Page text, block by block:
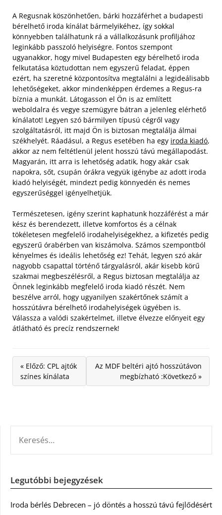
A Regusnak köszönhetően, bárki hozzáférhet a budapesti
bérelhető iroda kínálat bármelyikéhez, így sokkal
könnyebben találhatunk rá a vállalkozásunk profiljához
leginkább passzoló helyiségre. Fontos szempont
ugyanakkor, hogy mivel Budapesten egy bérelhető iroda
felkutatása köztudottan nem egyszerű feladat, éppen
ezért, ha szeretné központosítva megtalálni a legideálisabb
lehetőségeket, akkor mindenképpen érdemes a Regus-ra
bíznia a munkát. Látogasson el Ön is az említett
weboldalra és vegye szemügyre bátran a jelenleg elérhető
kínálatot! Legyen szó bármilyen típusú cégről vagy
szolgáltatásról, itt majd Ön is biztosan megtalálja álmai
székhelyét. Ráadásul, a Regus esetében ha egy iroda kiadó,
akkor az nem feltétlenül jelent hosszú távú megállapodást.
Magyarán, itt arra is lehetőség adatik, hogy akár csak
napokra, sőt, csupán órákra vegyük igénybe az adott iroda
kiadó helyiségét, mindezt pedig könnyedén és nemes
egyszerűséggel igényelhetjük.
Természetesen, igény szerint kaphatunk hozzáférést a már
kész és berendezett, illetve komfortos és a célnak
tökéletesen megfelelő irodahelyiségekhez, a kifizetés pedig
egyszerű órabérben van kiszámolva. Számos szempontból
kényelmes és ideális lehetőség ez! Tehát, legyen szó akár
nagyobb csapattal történő tárgyalásról, akár kisebb körű
szakmai megbeszélésről, a Regus biztosan megtalálja az
Önnek leginkább megfelelő iroda kiadó részét. Nem
beszélve arról, hogy ugyanilyen szakértőnek számít a
hosszútávra bérelhető irodahelyiségek ügyében is.
Válassza a valódi szakértelmet, illetve élvezze előnyeit egy
átlátható és precíz rendszernek!
« Előző: CPL ajtók
színes kínálata
Az MDF beltéri ajtó hosszútávon
megbízható :Következő »
Legutóbbi bejegyzések
Iroda bérlés Debrecen – jó döntés a hosszú távú fejlődésért